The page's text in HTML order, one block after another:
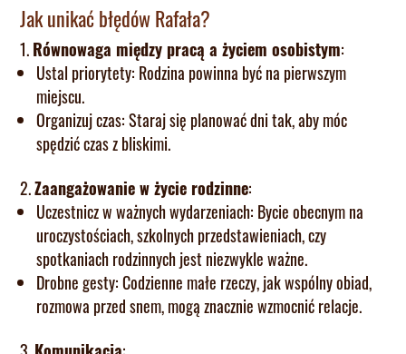
Jak unikać błędów Rafała?
Równowaga między pracą a życiem osobistym:
Ustal priorytety: Rodzina powinna być na pierwszym
miejscu.
Organizuj czas: Staraj się planować dni tak, aby móc
spędzić czas z bliskimi.
Zaangażowanie w życie rodzinne:
Uczestnicz w ważnych wydarzeniach: Bycie obecnym na
uroczystościach, szkolnych przedstawieniach, czy
spotkaniach rodzinnych jest niezwykle ważne.
Drobne gesty: Codzienne małe rzeczy, jak wspólny obiad,
rozmowa przed snem, mogą znacznie wzmocnić relacje.